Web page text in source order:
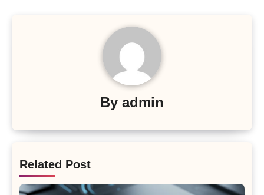
By admin
Related Post